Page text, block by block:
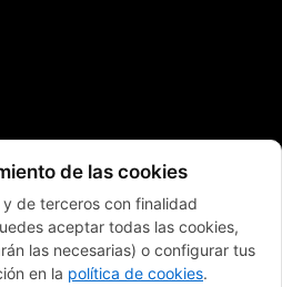
de las cookies
de terceros con finalidad
aceptar todas las cookies,
las necesarias) o configurar tus
en la política de cookies.